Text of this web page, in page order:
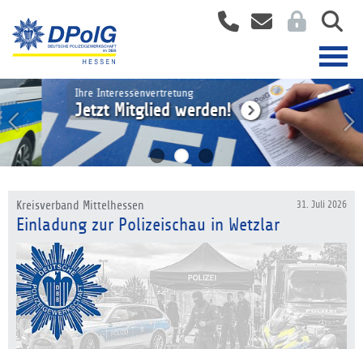
Ihre Interessenvertretung
Jetzt Mitglied werden!
31. Juli 2026
Kreisverband Mittelhessen
Einladung zur Polizeischau in Wetzlar